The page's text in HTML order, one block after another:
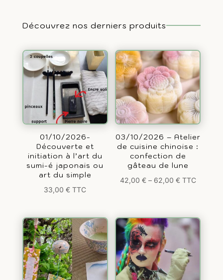
Découvrez nos derniers produits
01/10/2026-
Découverte et
initiation à l’art du
sumi-é japonais ou
art du simple
33,00€ TTC
03/10/2026 – Atelier
de cuisine chinoise :
confection de
gâteau de lune
42,00 €– 62,00 € TTC